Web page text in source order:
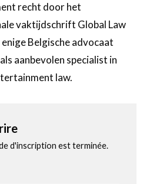
recht door het
vaktijdschrift Global Law
Belgische advocaat
aanbevolen specialist in
law.
d'inscription est terminée.